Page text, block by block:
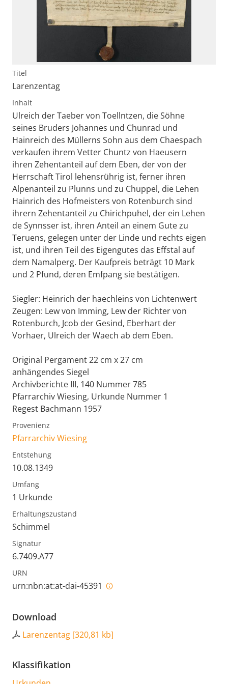
Titel
Larenzentag
Inhalt
Ulreich der Taeber von Toellntzen, die Söhne
seines Bruders Johannes und Chunrad und
Hainreich des Müllerns Sohn aus dem Chaespach
verkaufen ihrem Vetter Chuntz von Haeusern
ihren Zehentanteil auf dem Eben, der von der
Herrschaft Tirol lehensrührig ist, ferner ihren
Alpenanteil zu Plunns und zu Chuppel, die Lehen
Hainrich des Hofmeisters von Rotenburch sind
ihrern Zehentanteil zu Chirichpuhel, der ein Lehen
de Synnsser ist, ihren Anteil an einem Gute zu
Teruens, gelegen unter der Linde und rechts eigen
ist, und ihren Teil des Eigengutes das Effstal auf
dem Namalperg. Der Kaufpreis beträgt 10 Mark
und 2 Pfund, deren Emfpang sie bestätigen.
Siegler: Heinrich der haechleins von Lichtenwert
Zeugen: Lew von Imming, Lew der Richter von
Rotenburch, Jcob der Gesind, Eberhart der
Vorhaer, Ulreich der Waech ab dem Eben.
Original Pergament 22 cm x 27 cm
anhängendes Siegel
Archivberichte III, 140 Nummer 785
Pfarrarchiv Wiesing, Urkunde Nummer 1
Regest Bachmann 1957
Provenienz
Pfarrarchiv Wiesing
Entstehung
10.08.1349
Umfang
1 Urkunde
Erhaltungszustand
Schimmel
Signatur
6.7409.A77
URN
urn:nbn:at:at-dai-45391
Download
Larenzentag [320,81 kb]
Klassifikation